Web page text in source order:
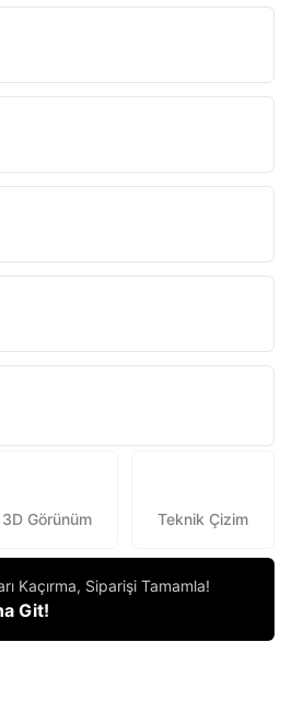
3D Görünüm Teknik Çizim
Kaçırma, Siparişi Tamamla!
Git!